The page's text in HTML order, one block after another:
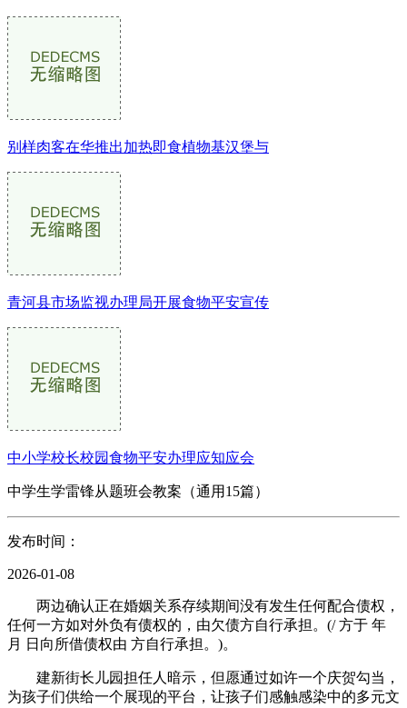
别样肉客在华推出加热即食植物基汉堡与
青河县市场监视办理局开展食物平安宣传
中小学校长校园食物平安办理应知应会
中学生学雷锋从题班会教案（通用15篇）
发布时间：
2026-01-08
两边确认正在婚姻关系存续期间没有发生任何配合债权，
任何一方如对外负有债权的，由欠债方自行承担。(/ 方于 年
月 日向所借债权由 方自行承担。)。
建新街长儿园担任人暗示，但愿通过如许一个庆贺勾当，
为孩子们供给一个展现的平台，让孩子们感触感染中的多元文